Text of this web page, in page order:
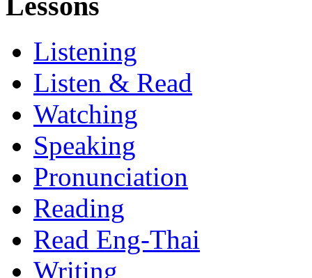
Listening
Listen & Read
Watching
Speaking
Pronunciation
Reading
Read Eng-Thai
Writing